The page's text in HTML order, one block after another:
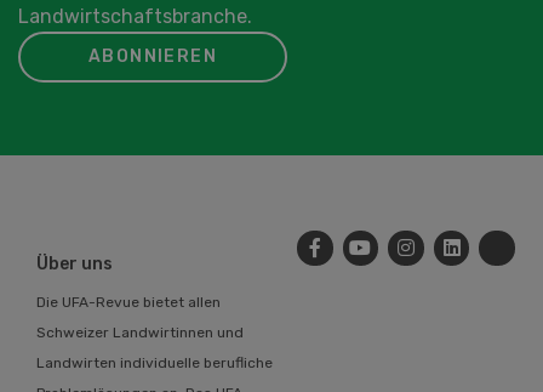
Landwirtschaftsbranche.
ABONNIEREN
Über uns
Die UFA-Revue bietet allen
Schweizer Landwirtinnen und
Landwirten individuelle berufliche